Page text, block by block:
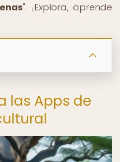
". ¡Explora, aprende
las Apps de